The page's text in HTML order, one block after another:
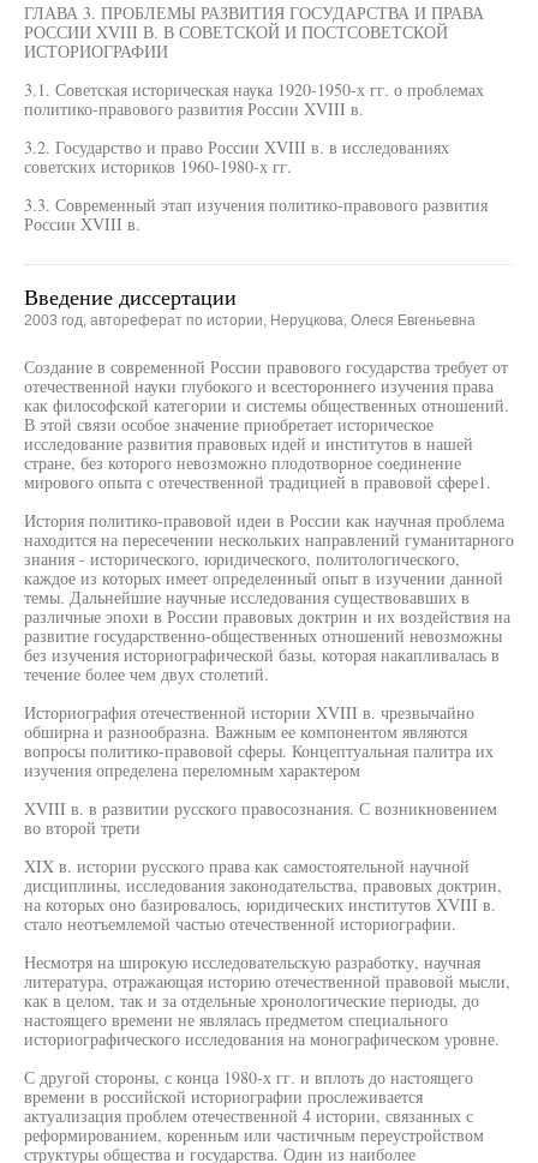
ГЛАВА 3. ПРОБЛЕМЫ РАЗВИТИЯ ГОСУДАРСТВА И ПРАВА
РОССИИ XVIII В. В СОВЕТСКОЙ И ПОСТСОВЕТСКОЙ
ИСТОРИОГРАФИИ
3.1. Советская историческая наука 1920-1950-х гг. о проблемах
политико-правового развития России XVIII в.
3.2. Государство и право России XVIII в. в исследованиях
советских историков 1960-1980-х гг.
3.3. Современный этап изучения политико-правового развития
России XVIII в.
Введение диссертации
2003 год, автореферат по истории, Неруцкова, Олеся Евгеньевна
Создание в современной России правового государства требует от
отечественной науки глубокого и всестороннего изучения права
как философской категории и системы общественных отношений.
В этой связи особое значение приобретает историческое
исследование развития правовых идей и институтов в нашей
стране, без которого невозможно плодотворное соединение
мирового опыта с отечественной традицией в правовой сфере1.
История политико-правовой идеи в России как научная проблема
находится на пересечении нескольких направлений гуманитарного
знания - исторического, юридического, политологического,
каждое из которых имеет определенный опыт в изучении данной
темы. Дальнейшие научные исследования существовавших в
различные эпохи в России правовых доктрин и их воздействия на
развитие государственно-общественных отношений невозможны
без изучения историографической базы, которая накапливалась в
течение более чем двух столетий.
Историография отечественной истории XVIII в. чрезвычайно
обширна и разнообразна. Важным ее компонентом являются
вопросы политико-правовой сферы. Концептуальная палитра их
изучения определена переломным характером
XVIII в. в развитии русского правосознания. С возникновением
во второй трети
XIX в. истории русского права как самостоятельной научной
дисциплины, исследования законодательства, правовых доктрин,
на которых оно базировалось, юридических институтов XVIII в.
стало неотъемлемой частью отечественной историографии.
Несмотря на широкую исследовательскую разработку, научная
литература, отражающая историю отечественной правовой мысли,
как в целом, так и за отдельные хронологические периоды, до
настоящего времени не являлась предметом специального
историографического исследования на монографическом уровне.
С другой стороны, с конца 1980-х гг. и вплоть до настоящего
времени в российской историографии прослеживается
актуализация проблем отечественной 4 истории, связанных с
реформированием, коренным или частичным переустройством
структуры общества и государства. Один из наиболее